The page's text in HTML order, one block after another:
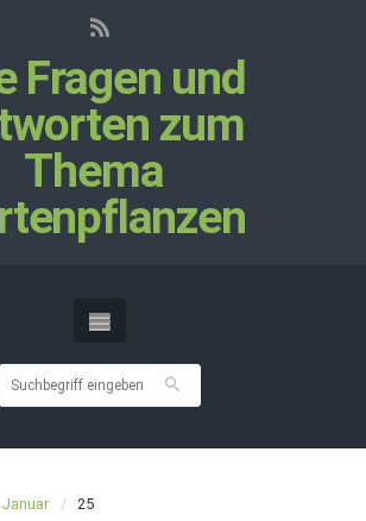
Fragen und
zum
Thema
Januar 25